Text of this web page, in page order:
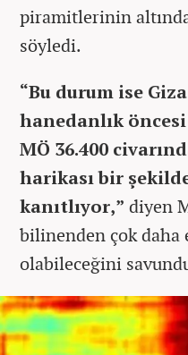
piramitlerinin
söyledi.
“Bu durum ise
hanedanlık
MÖ 36.400
harikası bir
kanıtlıyor,” diyen
bilinenden çok daha
olabileceğini